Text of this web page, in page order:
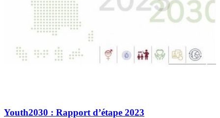
Youth2030 : Rapport d’étape 2023